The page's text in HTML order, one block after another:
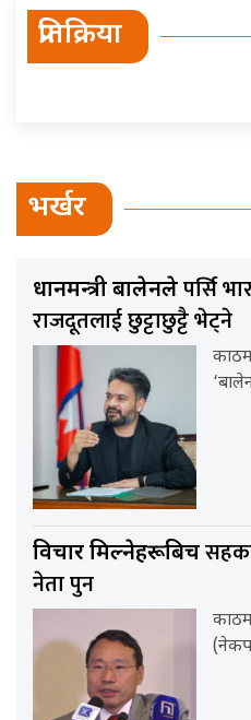
प्रतिक्रिया
भर्खर
प्रधानमन्त्री बालेनलेपर्सि
राजदूतलाई छुट्टाछुट्टै भेट्ने
विचार मिल्नेहरूबिच
नेता पुन